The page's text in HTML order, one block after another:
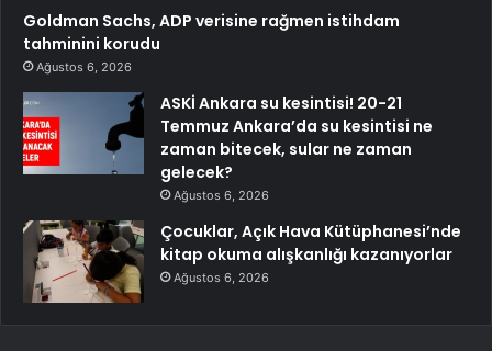
Goldman Sachs, ADP verisine rağmen istihdam
tahminini korudu
Ağustos 6, 2026
ASKİ Ankara su kesintisi! 20-21
Temmuz Ankara’da su kesintisi ne
zaman bitecek, sular ne zaman
gelecek?
Ağustos 6, 2026
Çocuklar, Açık Hava Kütüphanesi’nde
kitap okuma alışkanlığı kazanıyorlar
Ağustos 6, 2026